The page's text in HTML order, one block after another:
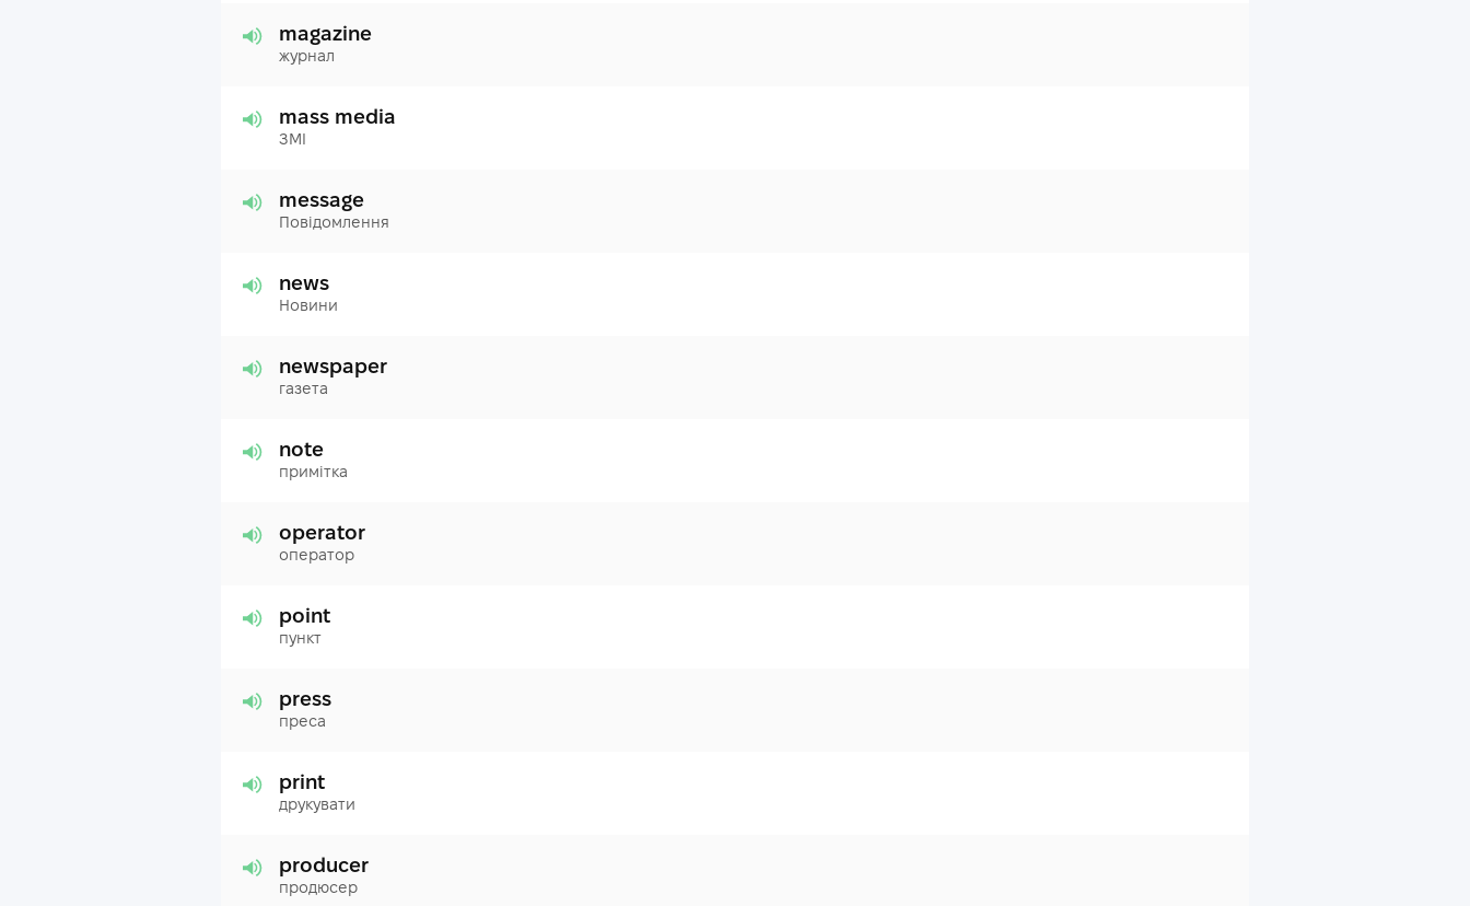
magazine
журнал
mass media
ЗМІ
message
Повідомлення
news
Новини
newspaper
газета
note
примітка
operator
оператор
point
пункт
press
преса
print
друкувати
producer
продюсер